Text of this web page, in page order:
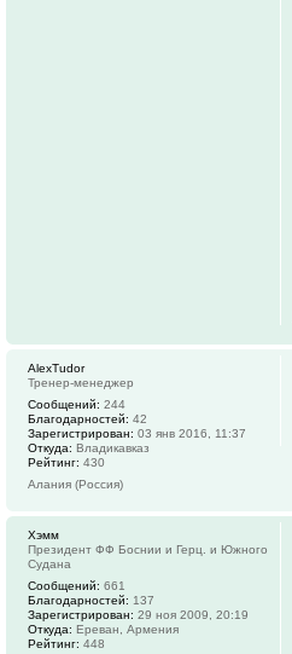
AlexTudor
Тренер-менеджер
Сообщений: 244
Благодарностей: 42
Зарегистрирован: 03 янв 2016, 11:37
Откуда: Владикавказ
Рейтинг: 430
Алания (Россия)
Хэмм
Президент ФФ Боснии и Герц. и Южного
Судана
Сообщений: 661
Благодарностей: 137
Зарегистрирован: 29 ноя 2009, 20:19
Откуда: Ереван, Армения
Рейтинг: 448